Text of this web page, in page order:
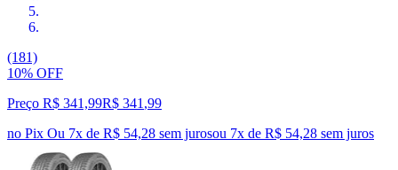
(181)
10% OFF
Preço R$ 341,99R$ 341 ,99
no Pix Ou 7x de R$ 54,28 sem jurosou 7x de R$ 54,28 sem juros